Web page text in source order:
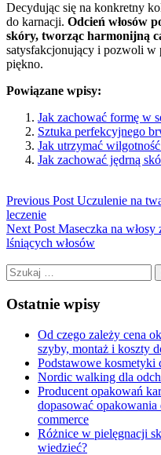
Decydując się na konkretny
do karnacji. Odcień włosów
skóry, tworząc harmonijną
satysfakcjonujący i pozwoli w
piękno.
Powiązane wpisy:
Jak zachować formę w
Sztuka perfekcyjnego
Jak utrzymać
Jak zachować jędrną
Previous Post Uczulenie na
leczenie
Next Post Maseczka na
lśniących włosów
Szukaj:
Ostatnie wpisy
Od czego zależy cena
szyby, montaż i koszty
Podstawowe kosmetyki
Nordic walking dla
Producent opakowań
dopasować
commerce
Różnice w pielęgnacji
wiedzieć?